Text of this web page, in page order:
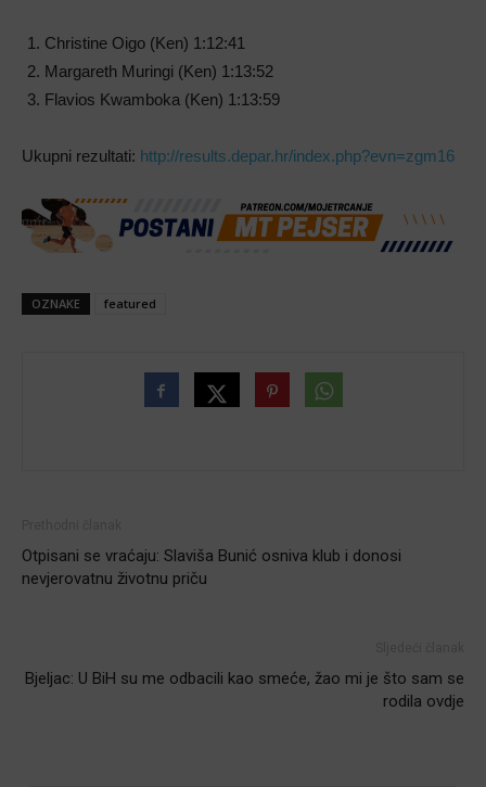
Christine Oigo (Ken) 1:12:41
Margareth Muringi (Ken) 1:13:52
Flavios Kwamboka (Ken) 1:13:59
Ukupni rezultati: http://results.depar.hr/index.php?evn=zgm16
OZNAKE featured
Otpisani se vraćaju: Slaviša Bunić osniva klub i donosi
nevjerovatnu životnu priču
Bjeljac: U BiH su me odbacili kao smeće, žao mi je što sam se
rodila ovdje